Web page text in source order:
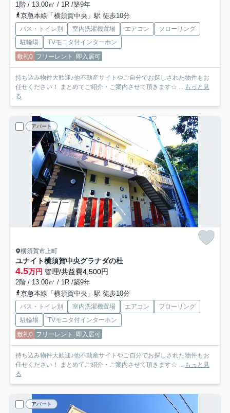
1階 / 13.00㎡ / 1R /築9年
京急本線「横須賀中央」駅 徒歩10分
バス・トイレ別 室内洗濯機置場 エアコン
フローリング
駐輪場
TVモニタ付インターホン
敷礼0 フリーレント 即入居可
持ち込み物件大歓迎♪他不動産サイトやご自分でお探しされた物件もお
任せください！ まとめてご紹介・ご案内させて頂きます☆ ... もっと見
る
アパート
横須賀市上町
ユナイト横須賀中央グラナダの杜
4.5万円 管理/共益費4,500円
2階 / 13.00㎡ / 1R /築9年
京急本線「横須賀中央」駅 徒歩10分
バス・トイレ別 室内洗濯機置場 エアコン
フローリング
駐輪場
TVモニタ付インターホン
敷礼0 フリーレント 即入居可
持ち込み物件大歓迎♪他不動産サイトやご自分でお探しされた物件もお
任せください！ まとめてご紹介・ご案内させて頂きます☆ ...
もっと見
る
アパート